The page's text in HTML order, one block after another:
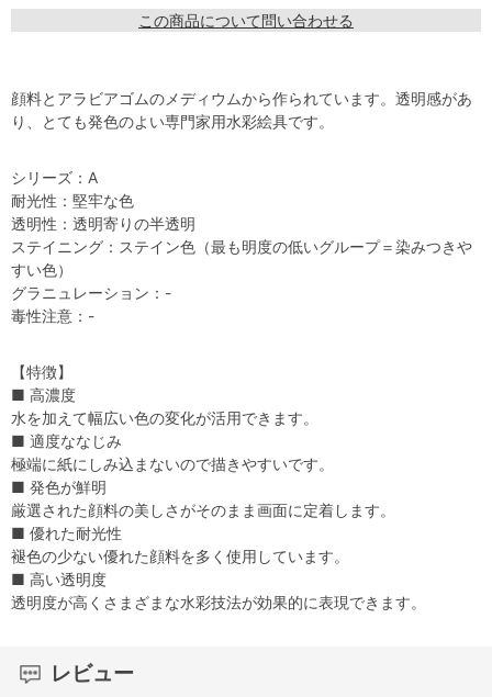
この商品について問い合わせる
顔料とアラビアゴムのメディウムから作られています。透明感があ
り、とても発色のよい専門家用水彩絵具です。
シリーズ：A
耐光性：堅牢な色
透明性：透明寄りの半透明
ステイニング：ステイン色（最も明度の低いグループ＝染みつきや
すい色）
グラニュレーション：-
毒性注意：-
【特徴】
■ 高濃度
水を加えて幅広い色の変化が活用できます。
■ 適度ななじみ
極端に紙にしみ込まないので描きやすいです。
■ 発色が鮮明
厳選された顔料の美しさがそのまま画面に定着します。
■ 優れた耐光性
褪色の少ない優れた顔料を多く使用しています。
■ 高い透明度
透明度が高くさまざまな水彩技法が効果的に表現できます。
レビュー